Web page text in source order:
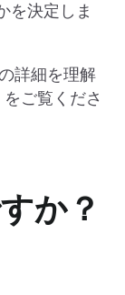
を決定しま
詳細を理解
をご覧くださ
か？